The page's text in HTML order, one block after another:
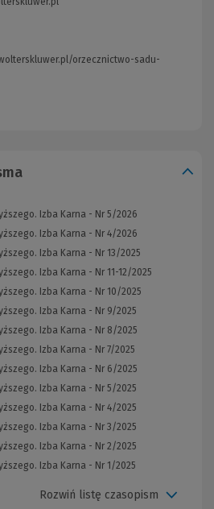
orzecznictwo-sadu-
Izba Karna - Nr 5/2026
Izba Karna - Nr 4/2026
Izba Karna - Nr 13/2025
Izba Karna - Nr 11-12/2025
Izba Karna - Nr 10/2025
Izba Karna - Nr 9/2025
Izba Karna - Nr 8/2025
Izba Karna - Nr 7/2025
Izba Karna - Nr 6/2025
Izba Karna - Nr 5/2025
Izba Karna - Nr 4/2025
Izba Karna - Nr 3/2025
Izba Karna - Nr 2/2025
Izba Karna - Nr 1/2025
Rozwiń listę czasopism